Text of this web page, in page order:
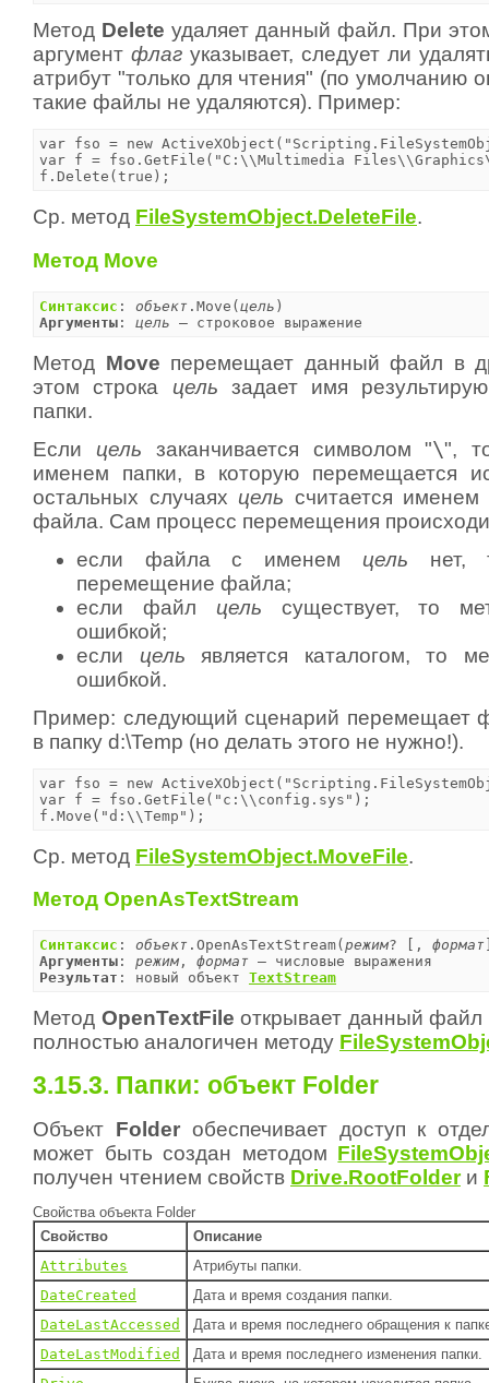
Метод Delete удаляет данный файл. При
аргумент флаг указывает, следует ли
атрибут "только для чтения" (по умолчанию
такие файлы не удаляются). Пример:
var fso = new
var f = fso.GetFile("C:\\Multimedia
f.Delete(true);
Ср. метод FileSystemObject.DeleteFile.
Метод Move
Синтаксис : объект .Move( цель
Аргументы : цель — строковое выражение
Метод Move перемещает данный файл в
этом строка цель задает имя
папки.
Если цель заканчивается символом "\",
именем папки, в которую перемещается
остальных случаяхцель считается именем
файла. Сам процесс перемещения
если файла с именем цель нет,
перемещение файла;
если файл цель существует, то
ошибкой;
если цель является каталогом, то
ошибкой.
Пример: следующий сценарий перемещает
в папку d:\Temp (но делать этого не нужно!).
var fso = new
var f = fso.GetFile("c:\\config.sys");
f.Move("d:\\Temp");
Ср. метод FileSystemObject.MoveFile.
Метод OpenAsTextStream
Синтаксис : объект .OpenAsTextStream( режим? [, формат
Аргументы : режим , формат
Результат : новый объект TextStream
Метод OpenTextFile открывает данный файл
полностью аналогичен методу
3.15.3. Папки: объект Folder
Объект Folderобеспечивает доступ к
может быть создан методом
получен чтением свойств Drive.RootFolderи
Свойства объекта Folder
Свойство
Описание
Attributes
Атрибуты папки.
DateCreated
Дата и время создания папки.
DateLastAccessed
Дата и время последнего обращения к
DateLastModified
Дата и время последнего изменения папки.